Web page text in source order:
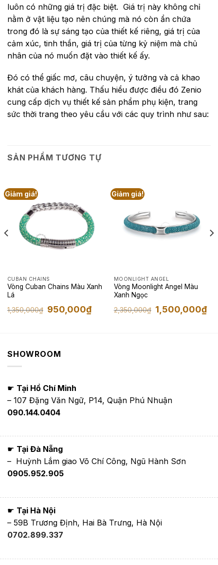
luôn có những giá trị đặc biệt. Giá trị này không chỉ
nằm ở vật liệu tạo nên chúng mà nó còn ẩn chứa
trong đó là sự sáng tạo của thiết kế riêng, giá trị của
cảm xúc, tinh thần, giá trị của từng kỷ niệm mà chủ
nhân của nó muốn đặt vào thiết kế ấy.
Đó có thể giấc mơ, câu chuyện, ý tưởng và cả khao
khát của khách hàng. Thấu hiểu được điều đó Zenio
cung cấp dịch vụ thiết kế sản phẩm phụ kiện, trang
sức thời trang theo yêu cầu với các quy trình như sau:
SẢN PHẨM TƯƠNG TỰ
Giảm giá!
CUBAN CHAINS
Vòng Cuban Chains Màu Xanh
Lá
1,350,000₫ Giá
gốc
950,000₫Giá
hiện
Giảm giá!
MOONLIGHT ANGEL
Vòng Moonlight Angel Màu
Xanh Ngọc
2,350,000₫ Giá
gốc
1,500,000₫Giá
SHOWROOM
☛ Tại Hồ Chí Minh
– 107 Đặng Văn Ngữ, P14, Quận Phú Nhuận
090.144.0404
☛ Tại Đà Nẵng
– Huỳnh Lắm giao Võ Chí Công, Ngũ Hành Sơn
0905.952.905
☛ Tại Hà Nội
– 59B Trương Định, Hai Bà Trưng, Hà Nội
0702.899.337